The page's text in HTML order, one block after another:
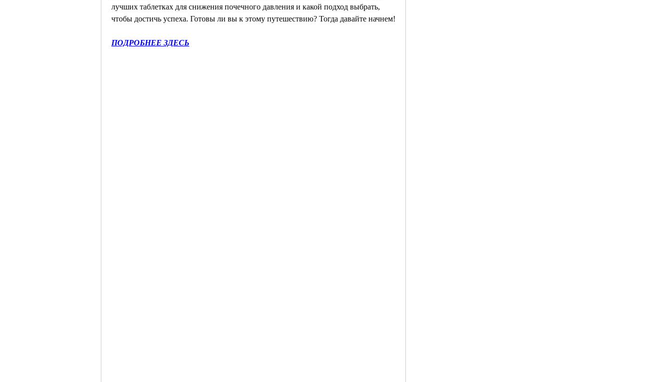
лучших таблетках для снижения почечного давления и какой подход выбрать,
чтобы достичь успеха. Готовы ли вы к этому путешествию? Тогда давайте начнем!
ПОДРОБНЕЕ ЗДЕСЬ